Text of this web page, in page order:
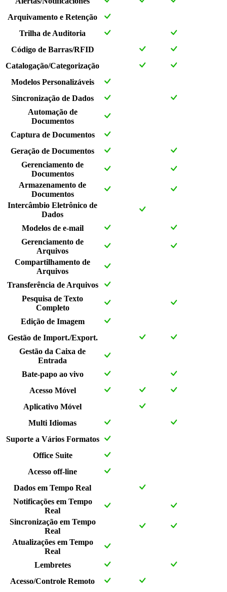
Arquivamento e Retenção
Trilha de Auditoria
Código de Barras/RFID
Catalogação/Categorização
Modelos Personalizáveis
Sincronização de Dados
Automação de
Documentos
Captura de Documentos
Geração de Documentos
Gerenciamento de
Documentos
Armazenamento de
Documentos
Intercâmbio Eletrônico de
Dados
Modelos de e-mail
Gerenciamento de
Arquivos
Compartilhamento de
Arquivos
Transferência de Arquivos
Pesquisa de Texto
Completo
Edição de Imagem
Gestão de Import./Export.
Gestão da Caixa de
Entrada
Bate-papo ao vivo
Acesso Móvel
Aplicativo Móvel
Multi Idiomas
Suporte a Vários Formatos
Office Suite
Acesso off-line
Dados em Tempo Real
Notificações em Tempo
Real
Sincronização em Tempo
Real
Atualizações em Tempo
Real
Lembretes
Acesso/Controle Remoto